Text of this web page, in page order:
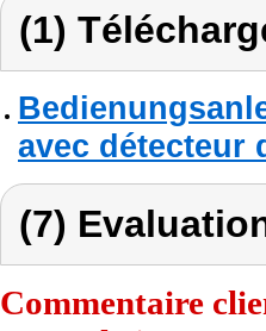
(1)
avec détecteur
(7)
Commentaire